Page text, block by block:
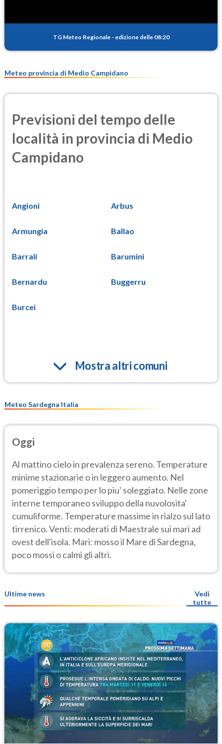
TG Meteo Regionale - edizione delle 08:20
Meteo provincia di Medio Campidano
Previsioni del tempo delle
località in provincia di Medio
Campidano
Angioni Arbus
Armungia Ballao
Barrali Barumini
Bernardu Buggerru
Burcei
Mostra altri comuni
Meteo Sardegna Italia
Oggi
Al mattino cielo in prevalenza sereno. Temperature
minime stazionarie o in leggero aumento. Nel
pomeriggio tempo per lo piu' soleggiato. Nelle zone
interne temporaneo sviluppo della nuvolosita'
cumuliforme. Temperature massime in rialzo sul lato
tirrenico. Venti: moderati di Maestrale sui mari ad
ovest dell'isola. Mari: mosso il Mare di Sardegna,
poco mossi o calmi gli altri.
Ultime news
Vedi
tutte